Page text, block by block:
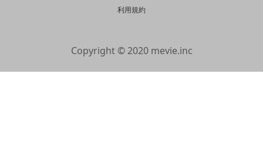
利用規約
Copyright © 2020 mevie.inc